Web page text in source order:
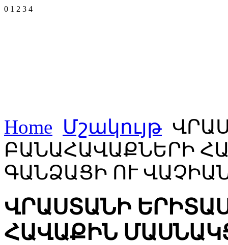
0 1 2 3 4
Home Մշակույթ
ԲԱՆԱՀԱՎԱՔՆԵՐԻ
ԳԱՆՁԱՑԻ ՈՒ
ՎՐԱՍՏԱՆԻ
ՀԱՎԱՔԻՆ